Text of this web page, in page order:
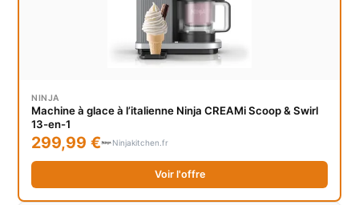
NINJA
Machine à glace à l’italienne Ninja CREAMi Scoop & Swirl​
13-en-1
299,99 € Ninjakitchen.fr
Voir l'offre